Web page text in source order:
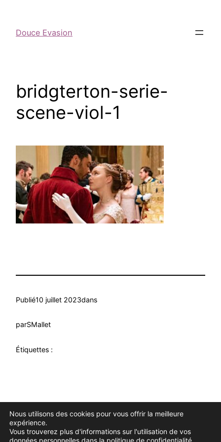
Douce Evasion
bridgterton-serie-
scene-viol-1
Publié10 juillet 2023dans
parSMallet
Étiquettes :
Douce EvasionFièrement propulsé parWordPress
Nous utilisons des cookies pour vous offrir la meilleure
expérience.
Vous trouverez plus d'informations sur l'utilisation de vos
données personnelles dans la politique de confidentialité